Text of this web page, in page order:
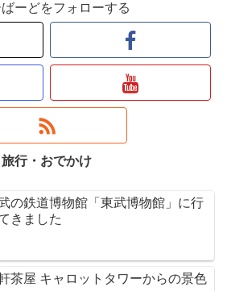
ーどをフォローする
旅行・おでかけ
の鉄道博物館「東武博物館」に行
きました
茶屋 キャロットタワーからの景色